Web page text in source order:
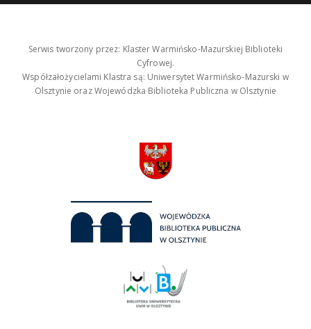
Serwis tworzony przez: Klaster Warmińsko-Mazurskiej Biblioteki
Cyfrowej.
Współzałożycielami Klastra są: Uniwersytet Warmińsko-Mazurski w
Olsztynie oraz Wojewódzka Biblioteka Publiczna w Olsztynie